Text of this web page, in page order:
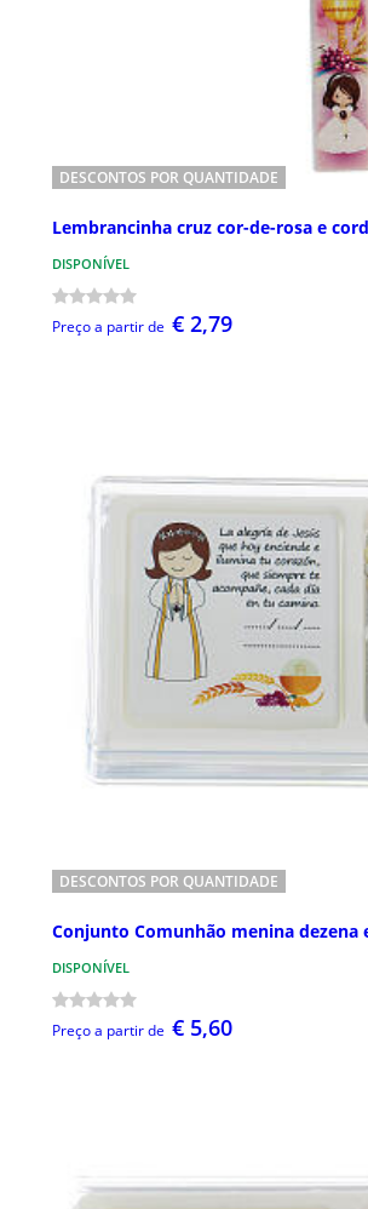
DESCONTOS POR QUANTIDADE
Lembrancinha cruz cor-de-rosa e
DISPONÍVEL
Preço a partir de € 2,79
DESCONTOS POR QUANTIDADE
Conjunto Comunhão menina dezena
DISPONÍVEL
Preço a partir de € 5,60